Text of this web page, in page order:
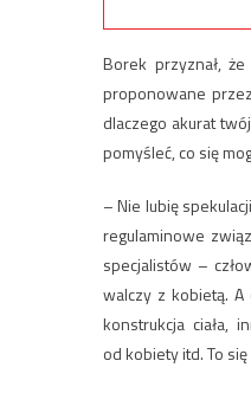
Borek przyznał,
proponowane
dlaczego akurat
pomyśleć, co się
– Nie lubię
regulaminowe
specjalistów –
walczy z kobietą. A
konstrukcja ciała,
od kobiety itd. To